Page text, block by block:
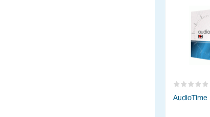
AudioTime